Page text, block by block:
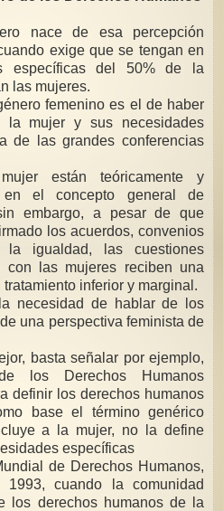
nace de esa percepción
exige que se tengan en
específicas del 50% de la
las mujeres.
femenino es el de haber
la mujer y sus necesidades
de las grandes conferencias
están teóricamente y
en el concepto general de
embargo, a pesar de que
los acuerdos, convenios
igualdad, las cuestiones
con las mujeres reciben una
inferior y marginal.
necesidad de hablar de los
una perspectiva feminista de
basta señalar por ejemplo,
los Derechos Humanos
definir los derechos humanos
base el término genérico
a la mujer, no la define
específicas
de Derechos Humanos,
cuando la comunidad
los derechos humanos de la